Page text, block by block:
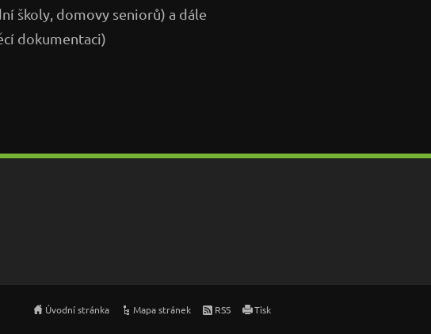
školy, domovy seniorů) a dále
dokumentaci)
Úvodní stránka Mapa stránek RSS Tisk